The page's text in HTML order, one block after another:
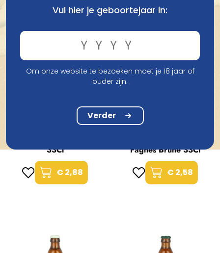
Brasserie des Fagnes
33Cl
€ 2,88
Fagnes Brune 33Cl
€ 2,58
Vul hier je geboortejaar in:
Om onze website te bezoeken moet je 18 jaar of
ouder zijn.
Verder